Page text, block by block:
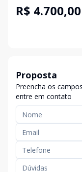
R$ 4.700,00
Proposta
Preencha os
entre em contato